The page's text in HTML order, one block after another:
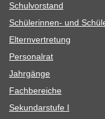
Schul­vor­stand
Schü­le­rin­nen- und
Eltern­ver­tre­tung
Per­so­nal­rat
Jahr­gänge
Fach­be­rei­che
Sekun­dar­stufe I